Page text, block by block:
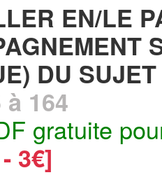
EN/LE
DU
164
gratuite
3€]